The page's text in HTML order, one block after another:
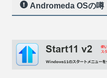
Andromeda OSの噂